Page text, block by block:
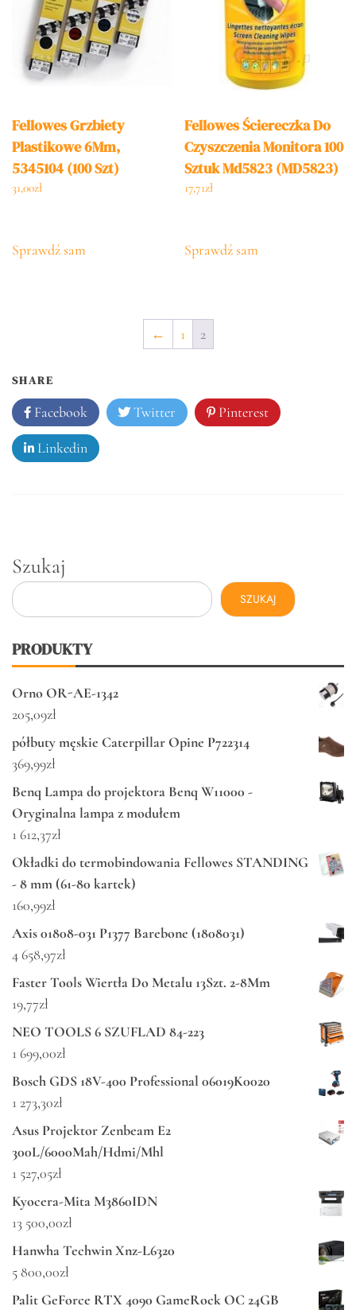
Fellowes Grzbiety
Plastikowe 6Mm,
5345104 (100 Szt)
Niebieski
31,00zł
Sprawdź sam
Fellowes Ściereczka Do
Czyszczenia Monitora 100
Sztuk Md5823 (MD5823)
17,71zł
Sprawdź sam
← 1 2
SHARE
Facebook Twitter Pinterest
Linkedin
Szukaj
SZUKAJ
PRODUKTY
Orno OR-AE-1342
205,09zł
półbuty męskie Caterpillar Opine P722314
369,99zł
Benq Lampa do projektora Benq W11000 -
Oryginalna lampa z modułem
1 612,37zł
Okładki do termobindowania Fellowes STANDING
- 8 mm (61-80 kartek)
160,99zł
Axis 01808-031 P1377 Barebone (1808031)
4 658,97zł
Faster Tools Wiertła Do Metalu 13Szt. 2-8Mm
19,77zł
NEO TOOLS 6 SZUFLAD 84-223
1 699,00zł
Bosch GDS 18V-400 Professional 06019K0020
1 273,30zł
Asus Projektor Zenbeam E2
300L/6000Mah/Hdmi/Mhl
1 527,05zł
Kyocera-Mita M3860IDN
13 500,00zł
Hanwha Techwin Xnz-L6320
5 800,00zł
Palit GeForce RTX 4090 GameRock OC 24GB